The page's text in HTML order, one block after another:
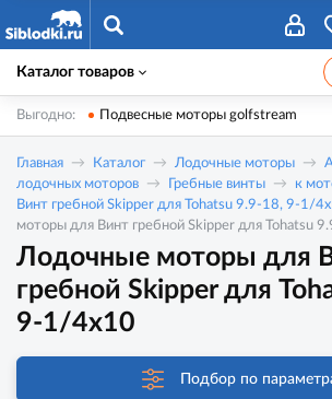
Каталог товаров
Выгодно: Подвесные моторы golfstream
Главная Каталог Лодочные моторы
лодочных моторов
Гребные винты
к
Винт гребной Skipper для Tohatsu 9.9-18, 9-1/
моторы для Винт гребной Skipper для Tohatsu
Лодочные моторы для
гребной Skipper для
9-1/4x10
Подбор по